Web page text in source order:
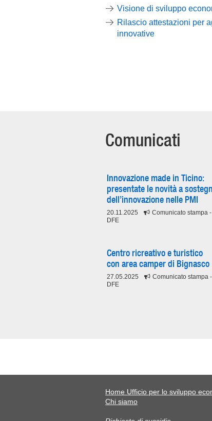
Visione di sviluppo
Rilascio attestazioni per
innovative
Comunicati
Innovazione made in Ticino:
presentate le novità a
dell’innovazione nelle PMI
20.11.2025 Comunicato stampa -
DFE
Centro ricreativo e turistico
con area camper di Bignasco
27.05.2025 Comunicato stampa -
DFE
Home Ufficio per lo sviluppo
Chi siamo